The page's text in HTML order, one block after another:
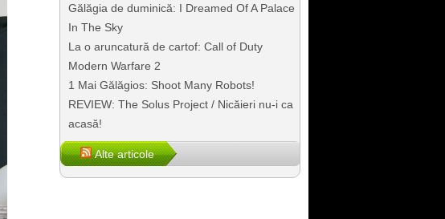
Gălăgia de duminică: I Dreamed Of A Palace
In The Sky
La o aruncatură de cartof: Call of Duty
Modern Warfare 2
1 Mai Gălăgios: Shoot Many Robots!
REVIEW: The Solus Project / Nicăieri nu-i ca
acasă!
Alte articole